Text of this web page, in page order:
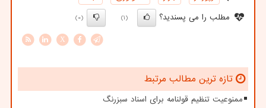
مطلب را می پسندید؟
(1)
(0)
X
تازه ترین مطالب مرتبط
ممنوعیت تنظیم قولنامه برای اسناد سبزرنگ